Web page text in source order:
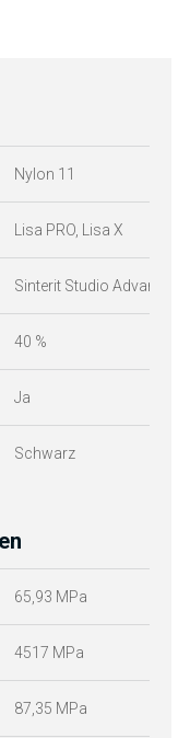
Nylon 11
Lisa PRO, Lisa X
Sinterit Studio Advanced
40 %
Ja
Schwarz
65,93 MPa
4517 MPa
87,35 MPa